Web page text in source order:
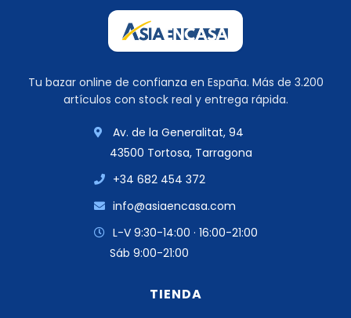
Tu bazar online de confianza en España. Más de 3.200
artículos con stock real y entrega rápida.
Av. de la Generalitat, 94
43500 Tortosa, Tarragona
+34 682 454 372
info@asiaencasa.com
L-V 9:30-14:00 · 16:00-21:00
Sáb 9:00-21:00
TIENDA